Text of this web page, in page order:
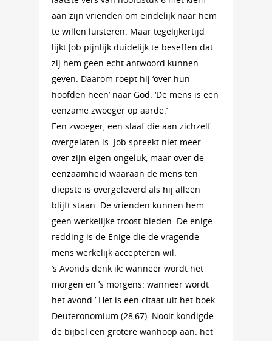
aan zijn vrienden om eindelijk naar hem
te willen luisteren. Maar tegelijkertijd
lijkt Job pijnlijk duidelijk te beseffen dat
zij hem geen echt antwoord kunnen
geven. Daarom roept hij ‘over hun
hoofden heen’ naar God: ‘De mens is een
eenzame zwoeger op aarde.’
Een zwoeger, een slaaf die aan zichzelf
overgelaten is. Job spreekt niet meer
over zijn eigen ongeluk, maar over de
eenzaamheid waaraan de mens ten
diepste is overgeleverd als hij alleen
blijft staan. De vrienden kunnen hem
geen werkelijke troost bieden. De enige
redding is de Enige die de vragende
mens werkelijk accepteren wil.
’s Avonds denk ik: wanneer wordt het
morgen en ’s morgens: wanneer wordt
het avond.’ Het is een citaat uit het boek
Deuteronomium (28,67). Nooit kondigde
de bijbel een grotere wanhoop aan: het